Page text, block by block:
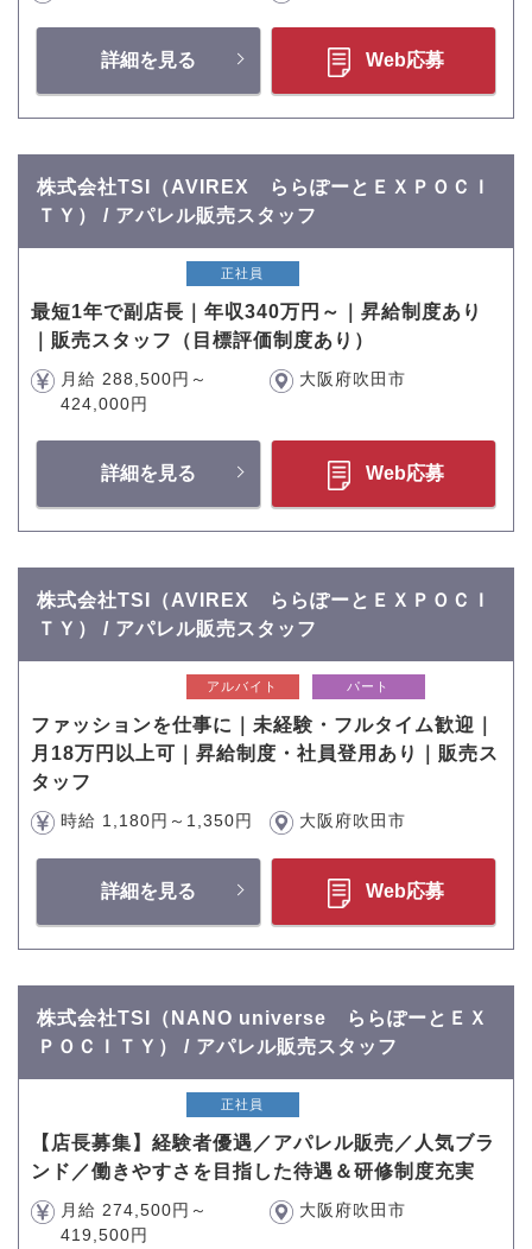
詳細を見る Web応募
株式会社TSI（AVIREX ららぽーとＥＸＰＯＣＩ
ＴＹ） / アパレル販売スタッフ
正社員
最短1年で副店長｜年収340万円～｜昇給制度あり
｜販売スタッフ（目標評価制度あり）
月給 288,500円～
424,000円
大阪府吹田市
詳細を見る Web応募
株式会社TSI（AVIREX ららぽーとＥＸＰＯＣＩ
ＴＹ） / アパレル販売スタッフ
アルバイト パート
ファッションを仕事に｜未経験・フルタイム歓迎｜
月18万円以上可｜昇給制度・社員登用あり｜販売ス
タッフ
時給 1,180円～1,350円 大阪府吹田市
詳細を見る Web応募
株式会社TSI（NANO universe ららぽーとＥＸ
ＰＯＣＩＴＹ） / アパレル販売スタッフ
正社員
【店長募集】経験者優遇／アパレル販売／人気ブラ
ンド／働きやすさを目指した待遇＆研修制度充実
月給 274,500円～
419,500円
大阪府吹田市